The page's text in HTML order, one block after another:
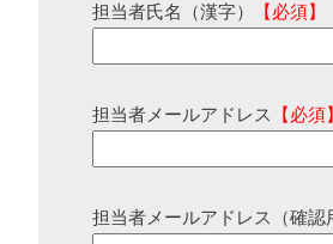
担当者氏名（漢字） 【必須】
担当者メールアドレス 【必須】
担当者メールアドレス（確認